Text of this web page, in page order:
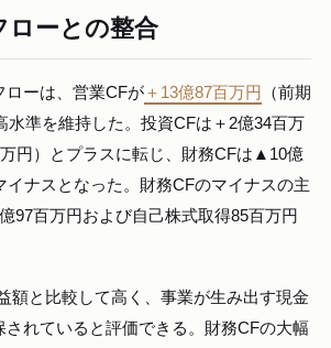
ローとの整合
ローは、営業CFが＋13億87百万円
（前期
水準を維持した。投資CFは＋2億34百万
円）とプラスに転じ、財務CFは▲10億
イナスとなった。財務CFのマイナスの主
97百万円および自己株式取得85百万円
額と比較して高く、事業が生み出す現金
されていると評価できる。財務CFの大幅